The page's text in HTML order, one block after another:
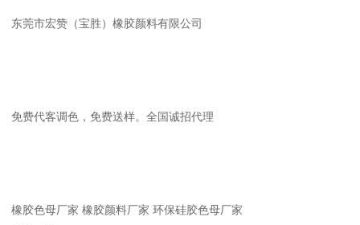
东莞市宏赞（宝胜）橡胶颜料有限公司
免费代客调色，免费送样。全国诚招代理
橡胶色母厂家 橡胶颜料厂家 环保硅胶色母厂家